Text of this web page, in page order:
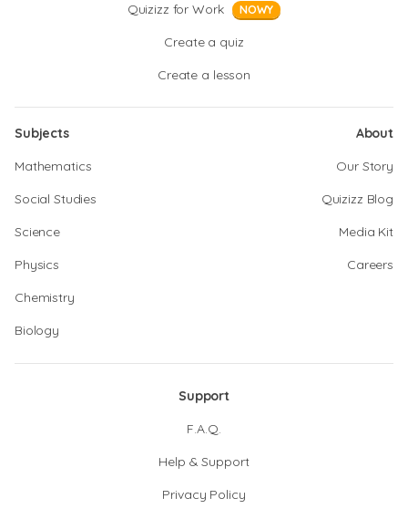
Quizizz for Work NOWY
Create a quiz
Create a lesson
Subjects
Mathematics
Social Studies
Science
Physics
Chemistry
Biology
About
Our Story
Quizizz Blog
Media Kit
Careers
Support
F.A.Q.
Help & Support
Privacy Policy